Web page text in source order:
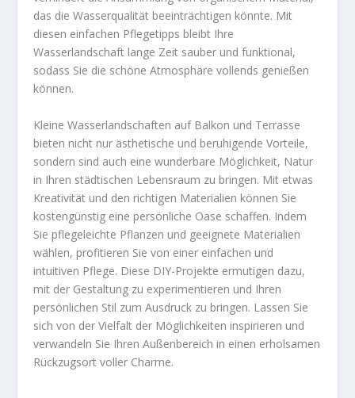
das die Wasserqualität beeinträchtigen könnte. Mit
diesen einfachen Pflegetipps bleibt Ihre
Wasserlandschaft lange Zeit sauber und funktional,
sodass Sie die schöne Atmosphäre vollends genießen
können.
Kleine Wasserlandschaften auf Balkon und Terrasse
bieten nicht nur ästhetische und beruhigende Vorteile,
sondern sind auch eine wunderbare Möglichkeit, Natur
in Ihren städtischen Lebensraum zu bringen. Mit etwas
Kreativität und den richtigen Materialien können Sie
kostengünstig eine persönliche Oase schaffen. Indem
Sie pflegeleichte Pflanzen und geeignete Materialien
wählen, profitieren Sie von einer einfachen und
intuitiven Pflege. Diese DIY-Projekte ermutigen dazu,
mit der Gestaltung zu experimentieren und Ihren
persönlichen Stil zum Ausdruck zu bringen. Lassen Sie
sich von der Vielfalt der Möglichkeiten inspirieren und
verwandeln Sie Ihren Außenbereich in einen erholsamen
Rückzugsort voller Charme.